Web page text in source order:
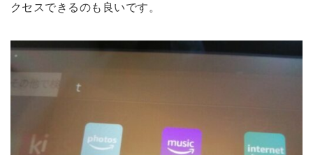
クセスできるのも良いです。